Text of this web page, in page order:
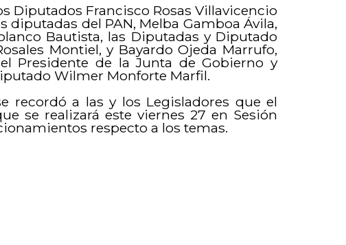
Diputados Francisco Rosas Villavicencio
diputadas del PAN, Melba Gamboa Ávila,
Bautista, las Diputadas y Diputado
Montiel, y Bayardo Ojeda Marrufo,
Presidente de la Junta de Gobierno y
Wilmer Monforte Marfil.
recordó a las y los Legisladores que el
se realizará este viernes 27 en Sesión
respecto a los temas.